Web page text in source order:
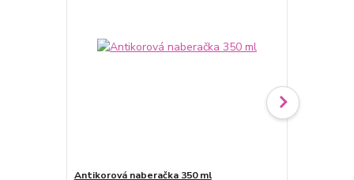
Antikorová naberačka 350 ml